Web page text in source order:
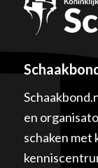
en
schaken met